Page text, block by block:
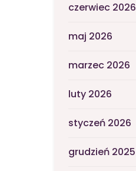
czerwiec 2026
maj 2026
marzec 2026
luty 2026
styczeń 2026
grudzień 2025